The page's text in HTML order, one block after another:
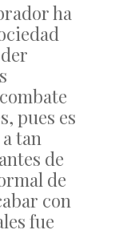
ha
pues es
tan
de
de
con
fue